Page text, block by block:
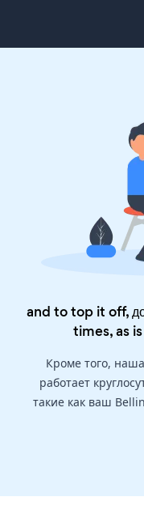
and to top it off,
times, as
Кроме того,
работает
такие как ваш